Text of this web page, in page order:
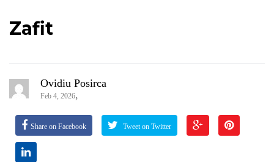
Zafit
Ovidiu Posirca
Feb 4, 2026,
Share on Facebook Tweet on Twitter